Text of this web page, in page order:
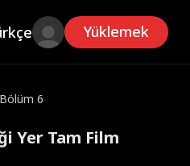
Yüklemek
Bölüm 6
Yer Tam Film